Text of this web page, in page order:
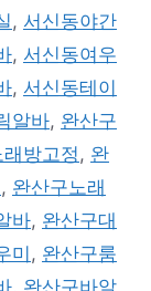
, 서신동야간
, 서신동여우
, 서신동테이
알바, 완산구
방고정 , 완
, 완산구노래
바, 완산구대
미, 완산구룸
, 완산구바알